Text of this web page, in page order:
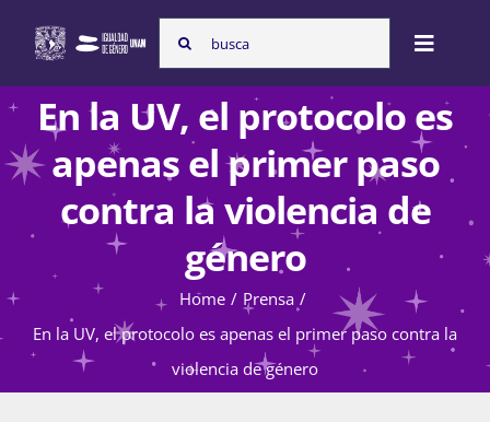
content
Search
for:
Toggle
Inicio
Nosotras
Programas
Atención de la violencia de género
En la UV, el protocolo es
apenas el primer paso
contra la violencia de
género
Home
Prensa
En la UV, el protocolo es apenas el primer paso contra la
violencia de género